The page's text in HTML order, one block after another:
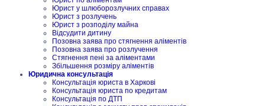
Юрист у шлюборозлучних справах
Юрист з розлучень
Юрист з розподілу майна
Відсудити дитину
Позовна заява про стягнення аліментів
Позовна заява про розлучення
Стягнення пені за аліментами
Збільшення розміру аліментів
Юридична консультація
Консультація юриста в Харкові
Консультація юриста по кредитам
Консультація по ДТП